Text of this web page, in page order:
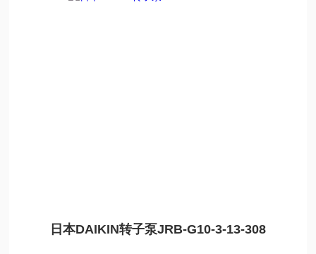
日本DAIKIN转子泵JRB-G10-3-13-308